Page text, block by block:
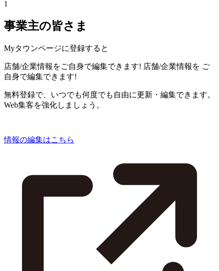
1
事業主の皆さま
Myタウンページに登録すると
店舗/企業情報をご自身で編集できます! 店舗/企業情報を ご
自身で編集できます!
無料登録で、いつでも何度でも自由に更新・編集できます。
Web集客を強化しましょう。
情報の編集はこちら